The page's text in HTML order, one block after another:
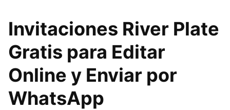
Invitaciones River Plate
Gratis para Editar
Online y Enviar por
WhatsApp